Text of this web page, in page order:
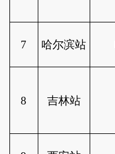
7 哈尔滨站
8 吉林站